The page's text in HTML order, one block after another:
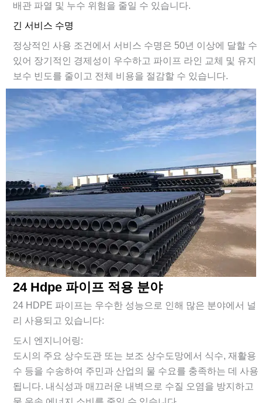
배관 파열 및 누수 위험을 줄일 수 있습니다.
긴 서비스 수명
정상적인 사용 조건에서 서비스 수명은 50년 이상에 달할 수
있어 장기적인 경제성이 우수하고 파이프 라인 교체 및 유지
보수 빈도를 줄이고 전체 비용을 절감할 수 있습니다.
24 Hdpe 파이프 적용 분야
24 HDPE 파이프는 우수한 성능으로 인해 많은 분야에서 널
리 사용되고 있습니다:
도시 엔지니어링:
도시의 주요 상수도관 또는 보조 상수도망에서 식수, 재활용
수 등을 수송하여 주민과 산업의 물 수요를 충족하는 데 사용
됩니다. 내식성과 매끄러운 내벽으로 수질 오염을 방지하고